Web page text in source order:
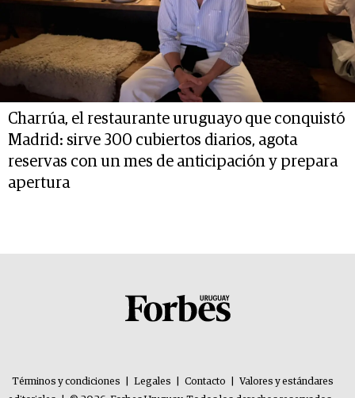
Charrúa, el restaurante uruguayo que conquistó
Madrid: sirve 300 cubiertos diarios, agota
reservas con un mes de anticipación y prepara
apertura
Términos y condiciones Legales Contacto
Valores y estándares